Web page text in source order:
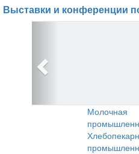
Выставки и конференции
Молочная